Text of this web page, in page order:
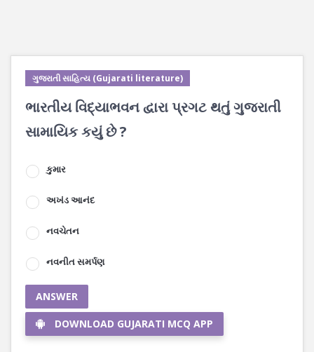
ગુજરાતી સાહિત્ય (Gujarati literature)
ભારતીય વિદ્યાભવન દ્વારા પ્રગટ થતું ગુજરાતી
સામાયિક કયું છે ?
કુમાર
અખંડ આનંદ
નવચેતન
નવનીત સમર્પણ
ANSWER
DOWNLOAD GUJARATI MCQ APP